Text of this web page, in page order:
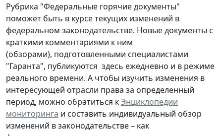
Рубрика "Федеральные горячие документы"
поможет быть в курсе текущих изменений в
федеральном законодательстве. Новые документы с
краткими комментариями к ним
(обзорами), подготовленными специалистами
"Гаранта", публикуются здесь ежедневно и в режиме
реального времени. А чтобы изучить изменения в
интересующей отрасли права за определенный
период, можно обратиться кЭнциклопедии
мониторинга и составить индивидуальный обзор
изменений в законодательстве – как